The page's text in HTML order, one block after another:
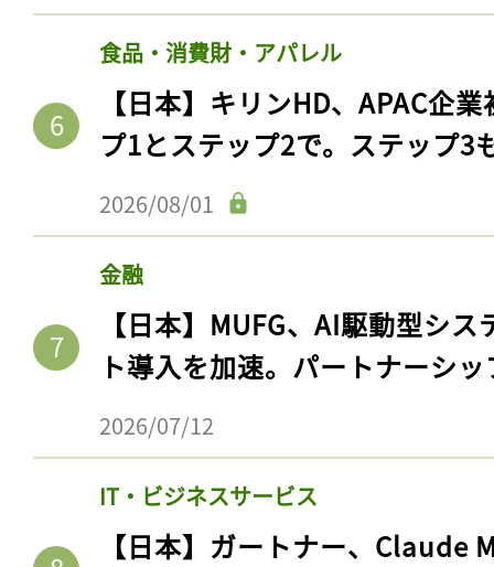
食品・消費財・アパレル
【日本】キリンHD、APAC企
プ1とステップ2で。ステップ3
2026/08/01
金融
【日本】MUFG、AI駆動型シ
ト導入を加速。パートナーシ
2026/07/12
IT・ビジネスサービス
【日本】ガートナー、Claude